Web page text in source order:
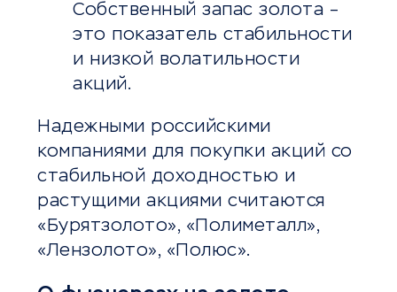
Собственный запас золота –
это показатель стабильности
и низкой волатильности
акций.
Надежными российскими
компаниями для покупки акций со
стабильной доходностью и
растущими акциями считаются
«Бурятзолото», «Полиметалл»,
«Лензолото», «Полюс».